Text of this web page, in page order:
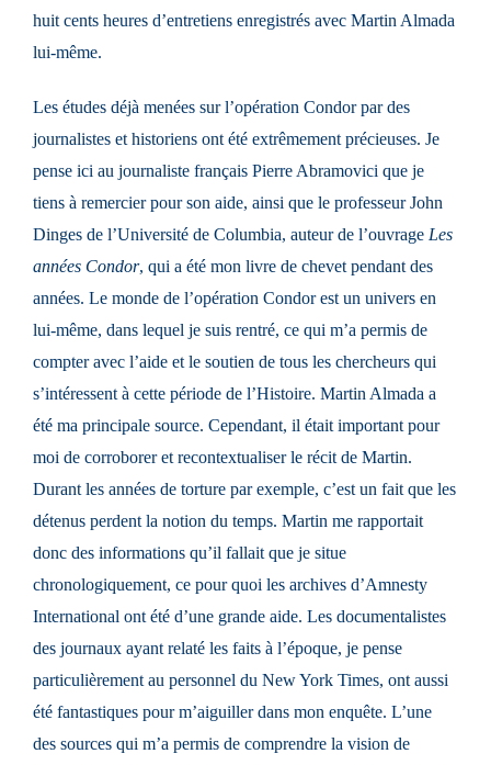
huit cents heures d’entretiens enregistrés avec Martin Almada
lui-même.
Les études déjà menées sur l’opération Condor par des
journalistes et historiens ont été extrêmement précieuses. Je
pense ici au journaliste français Pierre Abramovici que je
tiens à remercier pour son aide, ainsi que le professeur John
Dinges de l’Université de Columbia, auteur de l’ouvrage Les
années Condor, qui a été mon livre de chevet pendant des
années. Le monde de l’opération Condor est un univers en
lui-même, dans lequel je suis rentré, ce qui m’a permis de
compter avec l’aide et le soutien de tous les chercheurs qui
s’intéressent à cette période de l’Histoire. Martin Almada a
été ma principale source. Cependant, il était important pour
moi de corroborer et recontextualiser le récit de Martin.
Durant les années de torture par exemple, c’est un fait que les
détenus perdent la notion du temps. Martin me rapportait
donc des informations qu’il fallait que je situe
chronologiquement, ce pour quoi les archives d’Amnesty
International ont été d’une grande aide. Les documentalistes
des journaux ayant relaté les faits à l’époque, je pense
particulièrement au personnel du New York Times, ont aussi
été fantastiques pour m’aiguiller dans mon enquête. L’une
des sources qui m’a permis de comprendre la vision de